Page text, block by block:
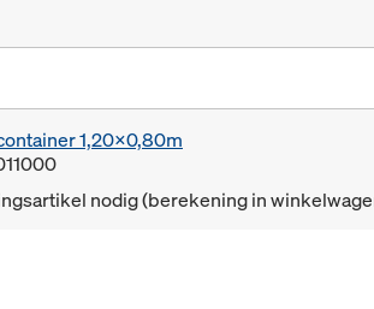
1,20x0,80m
nodig (berekening in